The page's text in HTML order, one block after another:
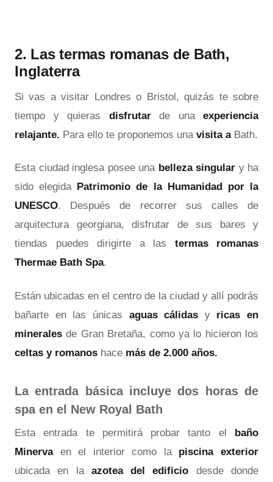
2. Las termas romanas de Bath,
Inglaterra
Si vas a visitar Londres o Bristol, quizás te sobre
tiempo y quieras disfrutar de unaexperiencia
relajante. Para ello te proponemos una visita a Bath.
Esta ciudad inglesa posee una belleza singular y ha
sido elegida Patrimonio de la Humanidad por la
UNESCO. Después de recorrer sus calles de
arquitectura georgiana, disfrutar de sus bares y
tiendas puedes dirigirte a las termas romanas
Thermae Bath Spa.
Están ubicadas en el centro de la ciudad y allí podrás
bañarte en las únicas aguas cálidas y ricas en
minerales de Gran Bretaña, como ya lo hicieron los
celtas y romanos hace más de 2.000 años.
La entrada básica incluye dos horas de
spa en el New Royal Bath
Esta entrada te permitirá probar tanto el baño
Minervaen el interior como la piscina exterior
ubicada en la azotea del edificio desde donde